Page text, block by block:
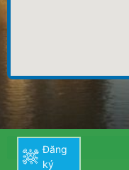
Đăng
ký